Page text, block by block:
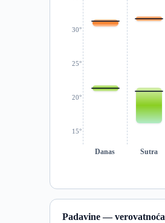
15°
20°
25°
30°
Danas Sutra
Padavine — verovatnoća